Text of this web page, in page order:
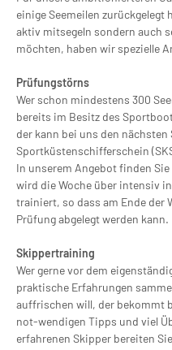
einige Seemeilen
aktiv mitsegeln sondern auch
möchten, haben wir spezielle
Prüfungstörns
Wer schon mindestens 300
bereits im Besitz des
der kann bei uns den
Sportküstenschifferschein
In unserem Angebot finden
wird die Woche über intensiv
trainiert, so dass am Ende der
Prüfung abgelegt werden kann.
Skippertraining
Wer gerne vor dem
praktische Erfahrungen
auffrischen will, der bekommt
not-wendigen Tipps und viel
erfahrenen Skipper bereiten